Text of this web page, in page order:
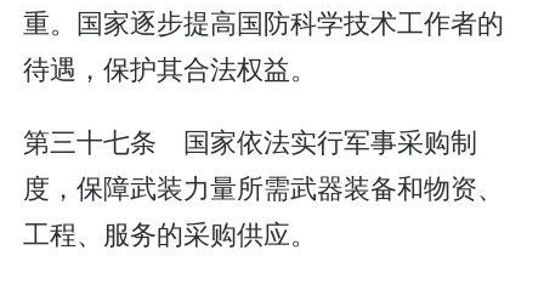
重。国家逐步提高国防科学技术工作者的
待遇，保护其合法权益。
第三十七条 国家依法实行军事采购制
度，保障武装力量所需武器装备和物资、
工程、服务的采购供应。